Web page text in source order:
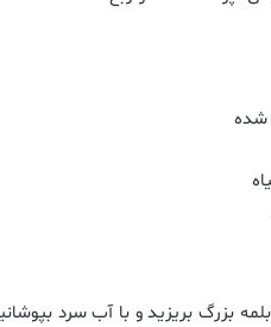
بزرگ بریزید و با آب سرد